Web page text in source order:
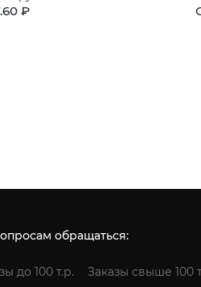
₽
обращаться:
до 100 т.р. Заказы свыше 100